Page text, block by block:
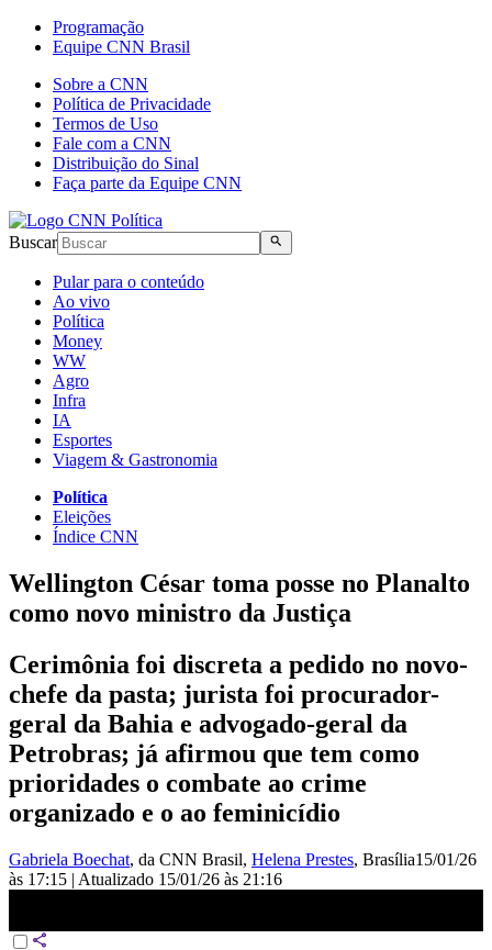
Programação
Equipe CNN Brasil
Sobre a CNN
Política de Privacidade
Termos de Uso
Fale com a CNN
Distribuição do Sinal
Faça parte da Equipe CNN
Buscar
Pular para o conteúdo
Ao vivo
Política
Money
WW
Agro
Infra
IA
Esportes
Viagem & Gastronomia
Política
Eleições
Índice CNN
Wellington César toma posse no Planalto
como novo ministro da Justiça
Cerimônia foi discreta a pedido no novo-
chefe da pasta; jurista foi procurador-
geral da Bahia e advogado-geral da
Petrobras; já afirmou que tem como
prioridades o combate ao crime
organizado e o ao feminicídio
Gabriela Boechat, da CNN Brasil, Helena Prestes, Brasília15/01/26
às 17:15 | Atualizado 15/01/26 às 21:16